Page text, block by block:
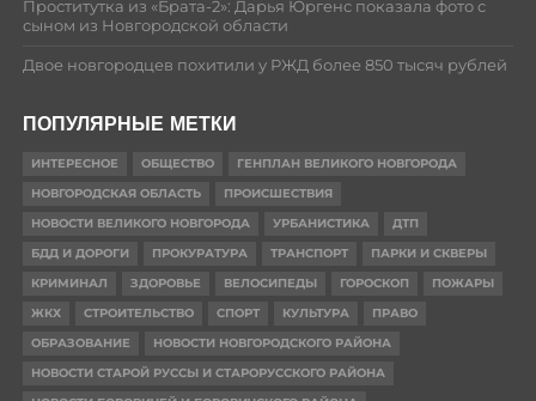
Проститутка из «Брата-2»: Дарья Юргенс показала фото с
сыном из Новгородской области
Двое новгородцев похитили у РЖД более 850 тысяч рублей
ПОПУЛЯРНЫЕ МЕТКИ
ИНТЕРЕСНОЕ ОБЩЕСТВО
ГЕНПЛАН ВЕЛИКОГО НОВГОРОДА
НОВГОРОДСКАЯ ОБЛАСТЬ
ПРОИСШЕСТВИЯ
НОВОСТИ ВЕЛИКОГО НОВГОРОДА
УРБАНИСТИКА
ДТП
БДД И ДОРОГИ
ПРОКУРАТУРА ТРАНСПОРТ
ПАРКИ И СКВЕРЫ
КРИМИНАЛ
ЗДОРОВЬЕ ВЕЛОСИПЕДЫ ГОРОСКОП
ПОЖАРЫ
ЖКХ
СТРОИТЕЛЬСТВО СПОРТ КУЛЬТУРА
ПРАВО
ОБРАЗОВАНИЕ
НОВОСТИ НОВГОРОДСКОГО РАЙОНА
НОВОСТИ СТАРОЙ РУССЫ И СТАРОРУССКОГО РАЙОНА